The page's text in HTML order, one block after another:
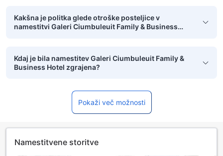
Kakšna je politka glede otroške posteljice v
namestitvi Galeri Ciumbuleuit Family & Business
Kdaj je bila namestitev Galeri Ciumbuleuit Family &
Business Hotel zgrajena?
Pokaži več možnosti
Namestitvene storitve